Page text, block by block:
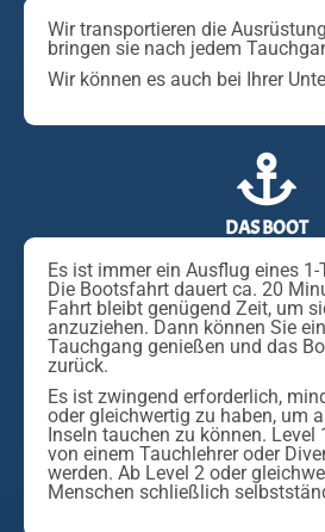
Wir transportieren die
bringen sie nach jedem
Wir können es auch bei Ihrer
DAS BOOT
Es ist immer ein Ausflug eines
Die Bootsfahrt dauert ca. 20
Fahrt bleibt genügend Zeit, um
anzuziehen. Dann können Sie
Tauchgang genießen und das
zurück.
Es ist zwingend erforderlich,
oder gleichwertig zu haben, um
Inseln tauchen zu können. Level
von einem Tauchlehrer oder
werden. Ab Level 2 oder
Menschen schließlich